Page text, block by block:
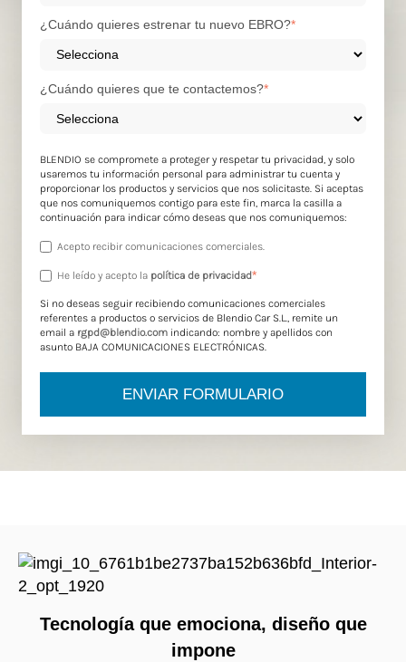
¿Cuándo quieres estrenar tu nuevo EBRO?*
¿Cuándo quieres que te contactemos?*
BLENDIO se compromete a proteger y respetar tu privacidad, y solo
usaremos tu información personal para administrar tu cuenta y
proporcionar los productos y servicios que nos solicitaste. Si aceptas
que nos comuniquemos contigo para este fin, marca la casilla a
continuación para indicar cómo deseas que nos comuniquemos:
Acepto recibir comunicaciones comerciales.
He leído y acepto la política de privacidad*
Si no deseas seguir recibiendo comunicaciones comerciales
referentes a productos o servicios de Blendio Car S.L., remite un
email a rgpd@blendio.com indicando: nombre y apellidos con
asunto BAJA COMUNICACIONES ELECTRÓNICAS.
Tecnología que emociona, diseño que
impone